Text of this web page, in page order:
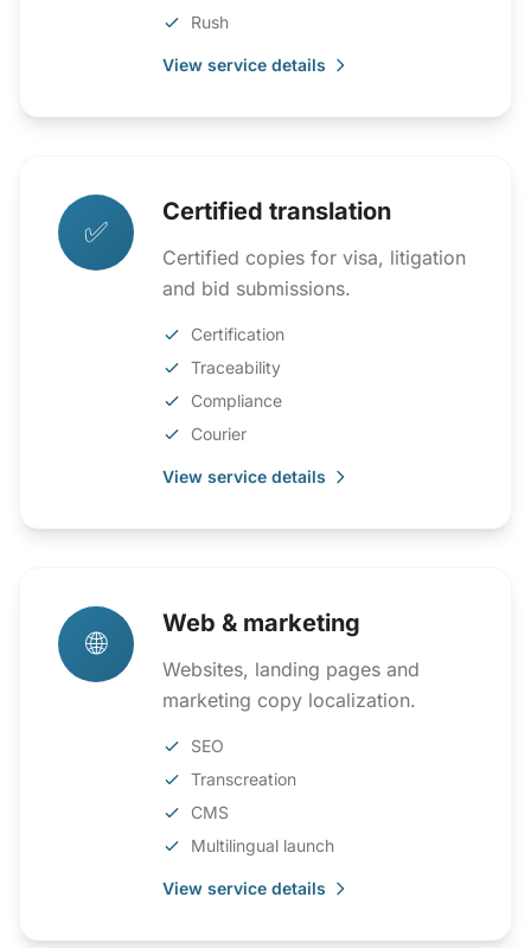
Rush
View service details
✅
Certified translation
Certified copies for visa, litigation
and bid submissions.
Certification
Traceability
Compliance
Courier
View service details
🌐
Web & marketing
Websites, landing pages and
marketing copy localization.
SEO
Transcreation
CMS
Multilingual launch
View service details